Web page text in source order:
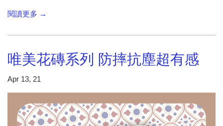
閱讀更多 →
唯美花磚系列 防摔抗塵超有感
Apr 13, 21